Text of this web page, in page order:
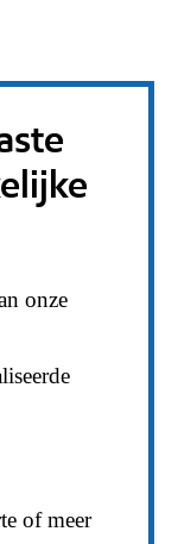
onze
of meer